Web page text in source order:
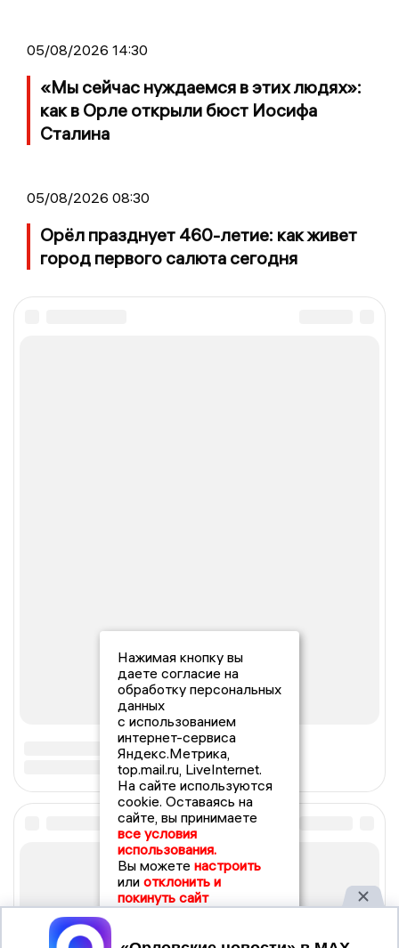
05/08/2026 14:30
«Мы сейчас нуждаемся в этих людях»:
как в Орле открыли бюст Иосифа
Сталина
05/08/2026 08:30
Орёл празднует 460-летие: как живет
город первого салюта сегодня
Нажимая кнопку вы
даете согласие на
обработку персональных
данных
с использованием
интернет-сервиса
Яндекс.Метрика,
top.mail.ru, LiveInternet.
На сайте используются
cookie. Оставаясь на
сайте, вы принимаете
все условия
использования.
Вы можете настроить
или отклонить и
покинуть сайт
Принять